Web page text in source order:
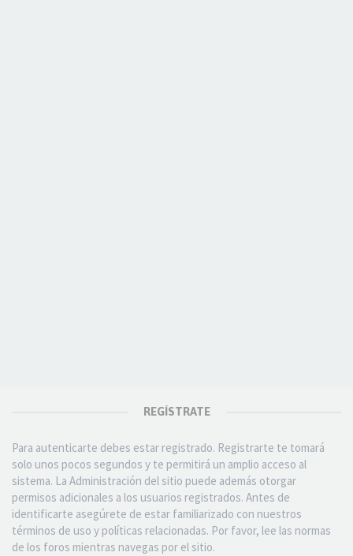
REGÍSTRATE
Para autenticarte debes estar registrado. Registrarte te tomará
solo unos pocos segundos y te permitirá un amplio acceso al
sistema. La Administración del sitio puede además otorgar
permisos adicionales a los usuarios registrados. Antes de
identificarte asegúrete de estar familiarizado con nuestros
términos de uso y políticas relacionadas. Por favor, lee las normas
de los foros mientras navegas por el sitio.